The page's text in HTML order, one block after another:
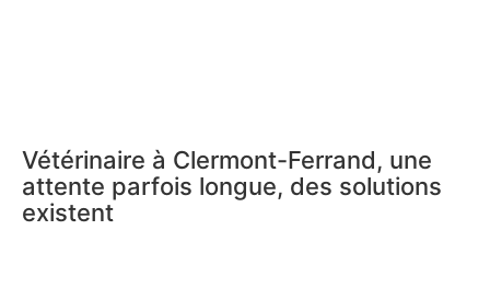
Vétérinaire à Clermont-Ferrand, une
attente parfois longue, des solutions
existent